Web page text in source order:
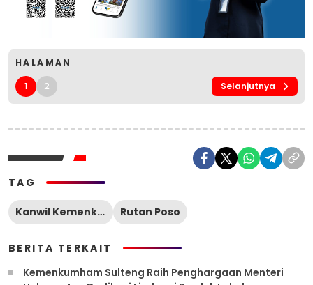
HALAMAN
1 2 Selanjutnya
TAG
Kanwil Kemenkumham Sulteng Rutan Poso
BERITA TERKAIT
Kemenkumham Sulteng Raih Penghargaan Menteri